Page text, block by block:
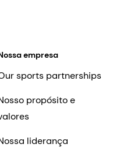
empresa
sports partnerships
propósito e
liderança